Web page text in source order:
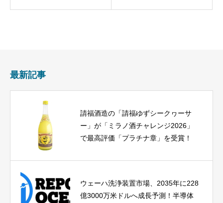
最新記事
請福酒造の「請福ゆずシークヮーサ
ー」が「ミラノ酒チャレンジ2026」
で最高評価「プラチナ章」を受賞！
ウェーハ洗浄装置市場、2035年に228
億3000万米ドルへ成長予測！半導体